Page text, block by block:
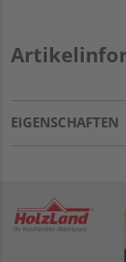
EIGENSCHAFTEN